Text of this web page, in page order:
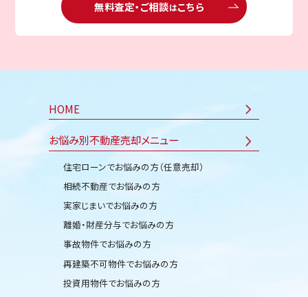
無料査定・ご相談はこちら
HOME
お悩み別不動産売却メニュー
住宅ローンでお悩みの方（任意売却）
相続不動産でお悩みの方
実家じまいでお悩みの方
離婚・財産分与でお悩みの方
事故物件でお悩みの方
再建築不可物件でお悩みの方
投資用物件でお悩みの方